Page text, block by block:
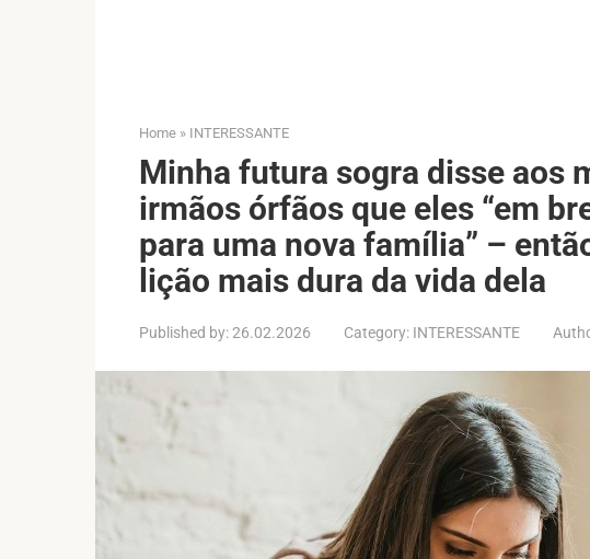
Home » INTERESSANTE
Minha futura sogra disse aos
irmãos órfãos que eles “em
para uma nova família” –
lição mais dura da vida dela
Published by:26.02.2026 Category: INTERESSANTE